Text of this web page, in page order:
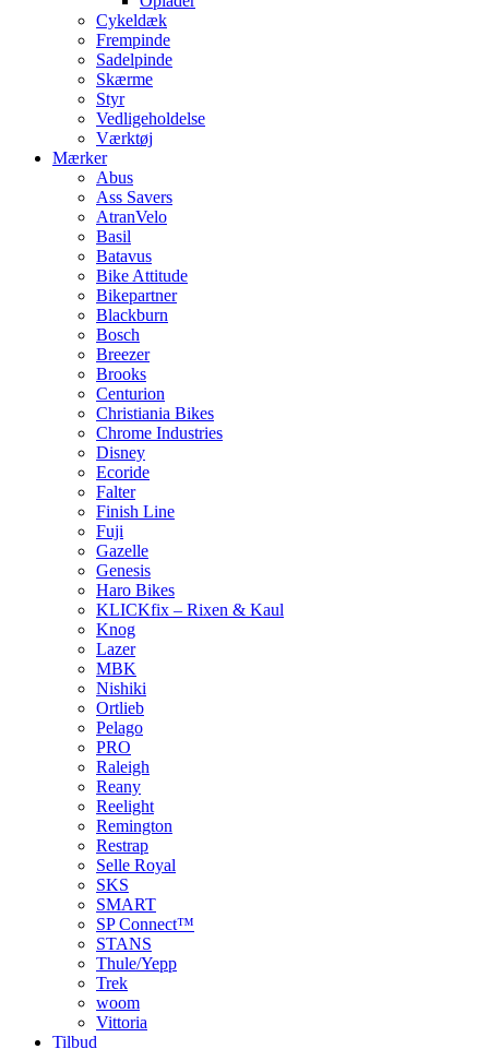
Cykeldæk
Frempinde
Sadelpinde
Skærme
Styr
Vedligeholdelse
Værktøj
Mærker
Abus
Ass Savers
AtranVelo
Basil
Batavus
Bike Attitude
Bikepartner
Blackburn
Bosch
Breezer
Brooks
Centurion
Christiania Bikes
Chrome Industries
Disney
Ecoride
Falter
Finish Line
Fuji
Gazelle
Genesis
Haro Bikes
KLICKfix – Rixen & Kaul
Knog
Lazer
MBK
Nishiki
Ortlieb
Pelago
PRO
Raleigh
Reany
Reelight
Remington
Restrap
Selle Royal
SKS
SMART
SP Connect™
STANS
Thule/Yepp
Trek
woom
Vittoria
Tilbud